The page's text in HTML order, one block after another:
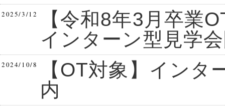
2025/3/12
【令和8年3月卒業
インターン型見学
2024/10/8
【OT対象】イン
内